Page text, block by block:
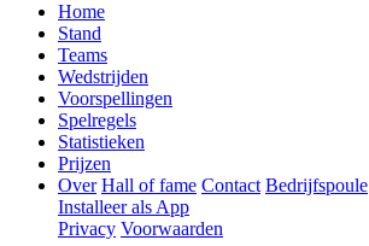
Home
Stand
Teams
Wedstrijden
Voorspellingen
Spelregels
Statistieken
Prijzen
Over Hall of fame Contact Bedrijfspoule
Installeer als App
Privacy Voorwaarden